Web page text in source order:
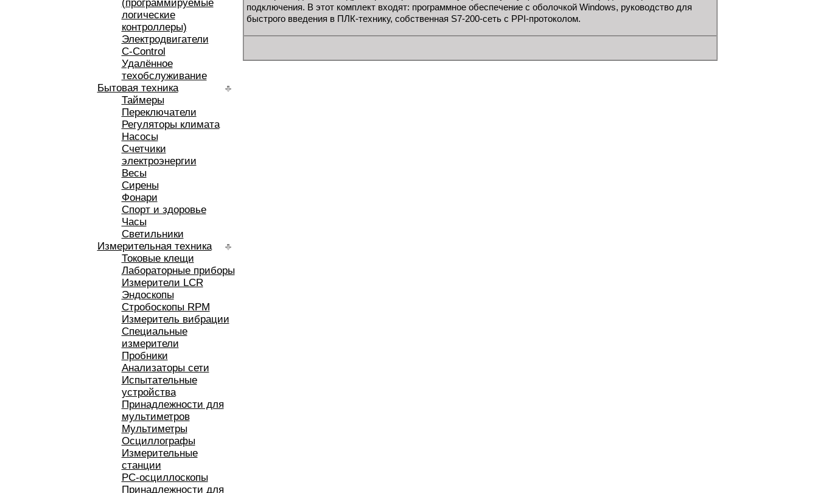
(программируемые
логические
контроллеры)
Электродвигатели
C-Control
Удалённое
техобслуживание
Бытовая техника
Таймеры
Переключатели
Регуляторы климата
Насосы
Счетчики
электроэнергии
Весы
Сирены
Фонари
Спорт и здоровье
Часы
Светильники
Измерительная техника
Токовые клещи
Лабораторные приборы
Измерители LCR
Эндоскопы
Стробоскопы RPM
Измеритель вибрации
Специальные
измерители
Пробники
Анализаторы сети
Испытательные
устройства
Принадлежности для
мультиметров
Мультиметры
Осциллографы
Измерительные
станции
РС-осциллоскопы
Принадлежности для
подключения. В этот комплект входят: программное обеспечение с оболочкой Windows, руководство для
быстрого введения в ПЛК-технику, собственная S7-200-сеть с PPI-протоколом.